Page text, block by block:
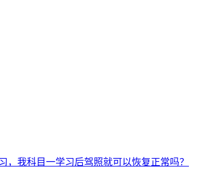
我科目一学习后驾照就可以恢复正常吗？